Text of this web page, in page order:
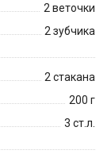
2 веточки
2 зубчика
2 стакана
200 г
3 ст.л.